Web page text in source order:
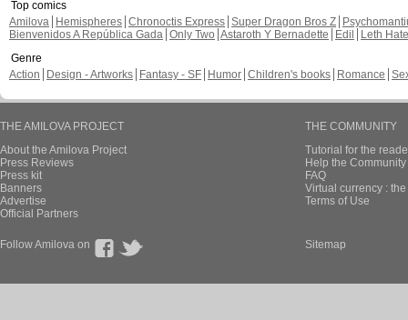
Top comics
Amilova
Hemispheres Chronoctis Express Super Dragon Bros Z
Bienvenidos A República Gada Only Two Astaroth Y Bernadette Edil
Leth Hate
Genre
Action
Design - Artworks Fantasy - SF Humor Children's books Romance
THE AMILOVA PROJECT
About the Amilova Project
Press Reviews
Press kit
Banners
Advertise
Official Partners
THE COMMUNITY
Tutorial for the
Help the
FAQ
Virtual currency :
Terms of Use
Follow Amilova on Sitemap